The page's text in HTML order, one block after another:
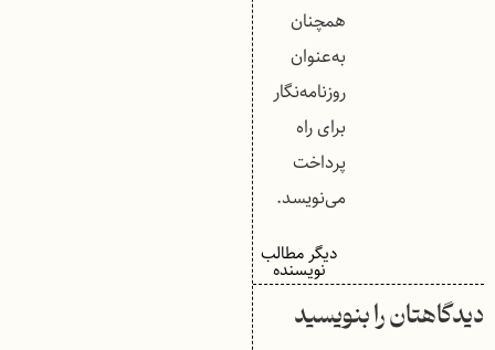
همچنان
به‌عنوان
روزنامه‌نگار
برای راه
پرداخت
می‌نویسد.
دیگر مطالب
نویسنده
دیدگاهتان را بنویسید